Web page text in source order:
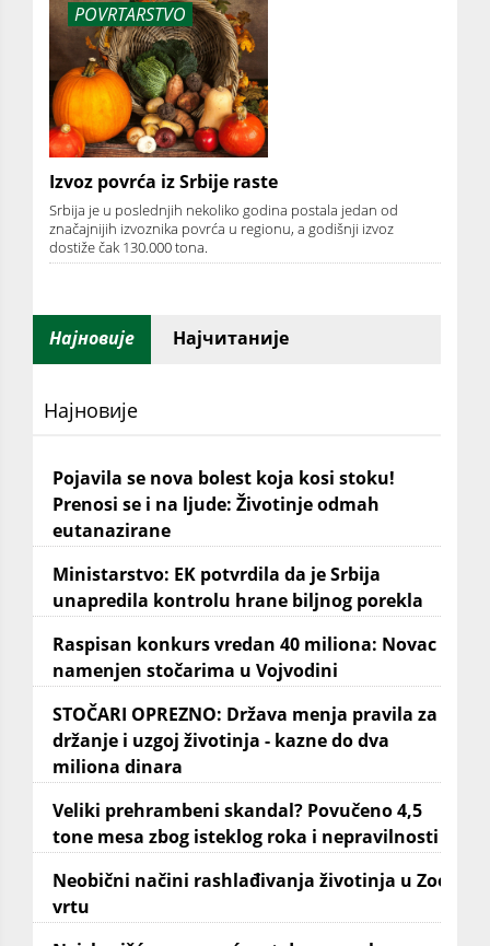
POVRTARSTVO
Izvoz povrća iz Srbije raste
Srbija je u poslednjih nekoliko godina postala jedan od
značajnijih izvoznika povrća u regionu, a godišnji izvoz
dostiže čak 130.000 tona.
Најновије Најчитаније
Најновије
Pojavila se nova bolest koja kosi stoku!
Prenosi se i na ljude: Životinje odmah
eutanazirane
Ministarstvo: EK potvrdila da je Srbija
unapredila kontrolu hrane biljnog porekla
Raspisan konkurs vredan 40 miliona: Novac
namenjen stočarima u Vojvodini
STOČARI OPREZNO: Država menja pravila za
držanje i uzgoj životinja - kazne do dva
miliona dinara
Veliki prehrambeni skandal? Povučeno 4,5
tone mesa zbog isteklog roka i nepravilnosti
Neobični načini rashlađivanja životinja u Zoo
vrtu